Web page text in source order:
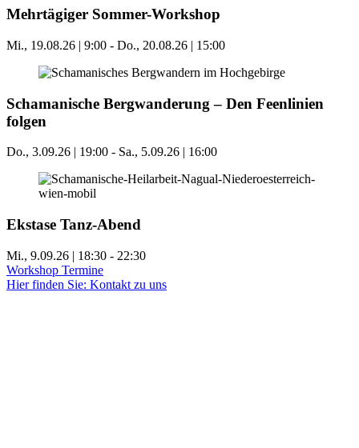
Mehrtägiger Sommer-Workshop
Mi., 19.08.26 | 9:00 - Do., 20.08.26 | 15:00
Schamanische Bergwanderung – Den Feenlinien
folgen
Do., 3.09.26 | 19:00 - Sa., 5.09.26 | 16:00
Ekstase Tanz-Abend
Mi., 9.09.26 | 18:30 - 22:30
Workshop Termine
Hier finden Sie: Kontakt zu uns